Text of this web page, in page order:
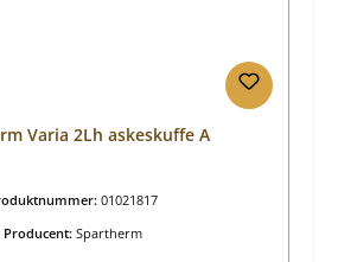
Varia 2Lh askeskuffe A
01021817
Producent: Spartherm